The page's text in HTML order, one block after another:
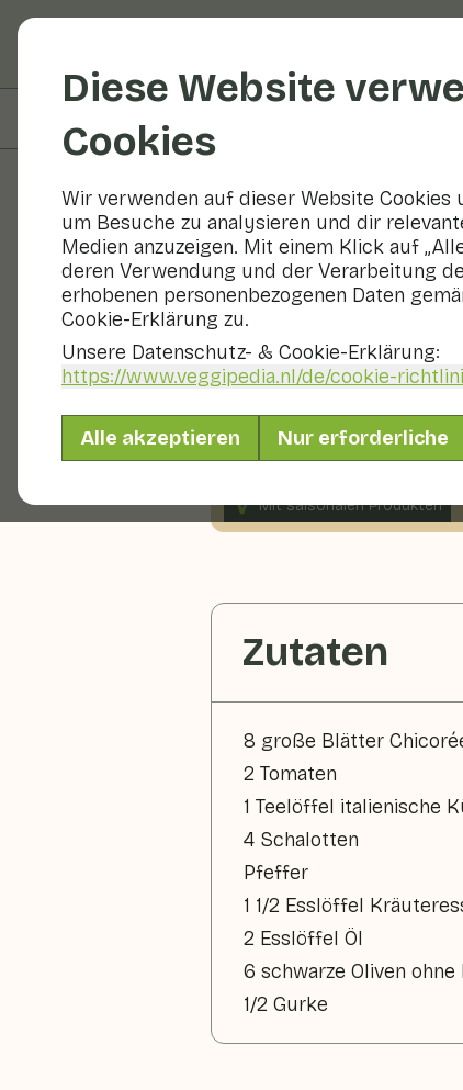
Diese Website
Cookies
Wir verwenden auf dieser Website Cookies
um Besuche zu analysieren und dir
Medien anzuzeigen. Mit einem Klick auf
deren Verwendung und der Verarbeitung
erhobenen personenbezogenen Daten
Cookie-Erklärung zu.
Unsere Datenschutz- & Cookie-Erklärung:
https://www.veggipedia.nl/de/cookie-
Alle akzeptieren Nur erforderliche
Rezepte
Gefüllte
Beilage 2 Personen
Mit saisonalen Produkten
330 g Gemüse p. P.
Zutaten
8 große Blätter
2 Tomaten
1 Teelöffel italienische
4 Schalotten
Pfeffer
1 1/2 Esslöffel
2 Esslöffel Öl
6 schwarze Oliven ohne
1/2 Gurke